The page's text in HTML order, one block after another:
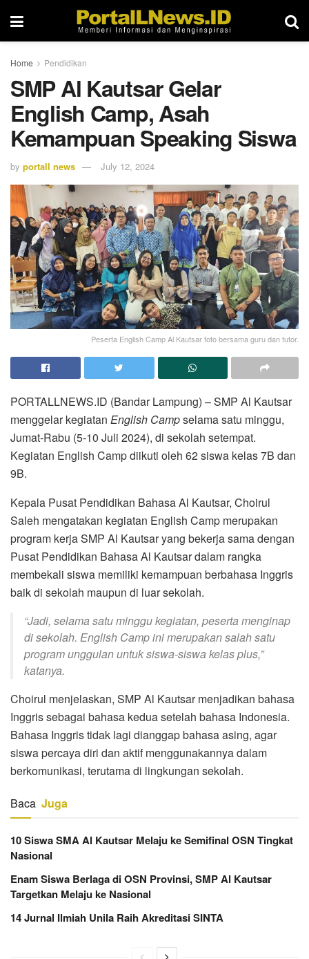
Home Pendidikan
SMP Al Kautsar Gelar
English Camp, Asah
Kemampuan Speaking Siswa
by portall news July 12, 2024
Peserta English Camp Al Kautsar foto bersama guru dan tutor.
PORTALLNEWS.ID (Bandar Lampung) – SMP Al Kautsar
menggelar kegiatan English Campselama satu minggu,
Jumat-Rabu (5-10 Juli 2024), di sekolah setempat.
Kegiatan English Camp diikuti oleh 62 siswa kelas 7B dan
9B.
Kepala Pusat Pendidikan Bahasa Al Kautsar, Choirul
Saleh mengatakan kegiatan English Camp merupakan
program kerja SMP Al Kautsar yang bekerja sama dengan
Pusat Pendidikan Bahasa Al Kautsar dalam rangka
membekali siswa memiliki kemampuan berbahasa Inggris
baik di sekolah maupun di luar sekolah.
“Jadi, selama satu minggu kegiatan, peserta menginap
di sekolah. English Camp ini merupakan salah satu
program unggulan untuk siswa-siswa kelas plus,”
katanya.
Choirul menjelaskan, SMP Al Kautsar menjadikan bahasa
Inggris sebagai bahasa kedua setelah bahasa Indonesia.
Bahasa Inggris tidak lagi dianggap bahasa asing, agar
siswa percaya diri dan aktif menggunakannya dalam
berkomunikasi, terutama di lingkungan sekolah.
Baca Juga
10 Siswa SMA Al Kautsar Melaju ke Semifinal OSN Tingkat
Nasional
Enam Siswa Berlaga di OSN Provinsi, SMP Al Kautsar
Targetkan Melaju ke Nasional
14 Jurnal Ilmiah Unila Raih Akreditasi SINTA